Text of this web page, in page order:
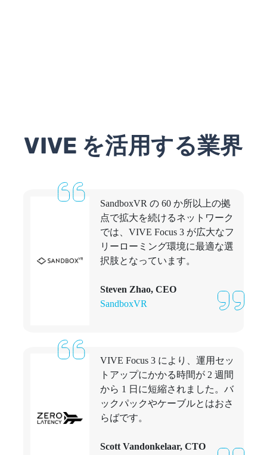
VIVE を活用する業界
SandboxVR の 60 か所以上の拠
点で拡大を続けるネットワーク
では、VIVE Focus 3 が広大なフ
リーローミング環境に最適な選
択肢となっています。
Steven Zhao, CEO
SandboxVR
VIVE Focus 3 により、運用セッ
トアップにかかる時間が 2 週間
から 1 日に短縮されました。バ
ックパックやケーブルとはおさ
らばです。
Scott Vandonkelaar, CTO